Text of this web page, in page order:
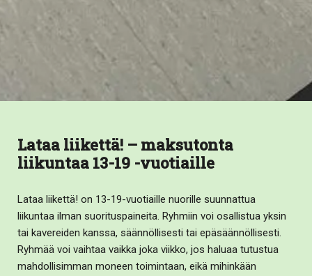
Lataa liikettä! – maksutonta
liikuntaa 13-19 -vuotiaille
Lataa liikettä! on 13-19-vuotiaille nuorille suunnattua
liikuntaa ilman suorituspaineita. Ryhmiin voi osallistua yksin
tai kavereiden kanssa, säännöllisesti tai epäsäännöllisesti.
Ryhmää voi vaihtaa vaikka joka viikko, jos haluaa tutustua
mahdollisimman moneen toimintaan, eikä mihinkään